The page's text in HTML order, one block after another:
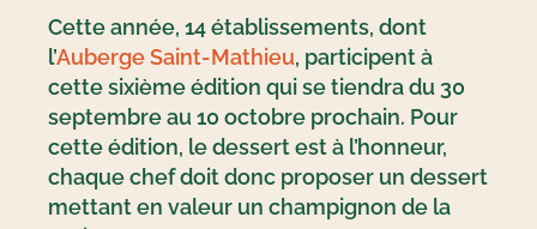
Cette année, 14 établissements, dont
l’Auberge Saint-Mathieu, participent à
cette sixième édition qui se tiendra du 30
septembre au 10 octobre prochain. Pour
cette édition, le dessert est à l’honneur,
chaque chef doit donc proposer un dessert
mettant en valeur un champignon de la